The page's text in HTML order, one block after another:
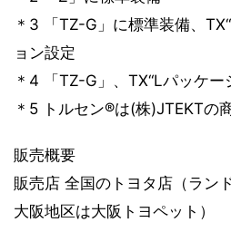
＊3 「TZ-G」に標準装備、
ョン設定
＊4 「TZ-G」、TX“Lパッケー
＊5 トルセン®は(株)JTEKTの
販売概要
販売店 全国のトヨタ店（ラン
大阪地区は大阪トヨペット）